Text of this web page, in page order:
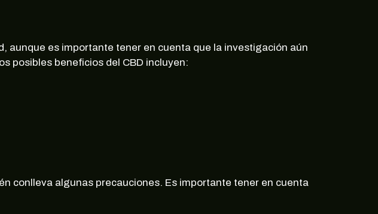
aunque es importante tener en cuenta que la investigación aún
posibles beneficios del CBD incluyen:
conlleva algunas precauciones. Es importante tener en cuenta